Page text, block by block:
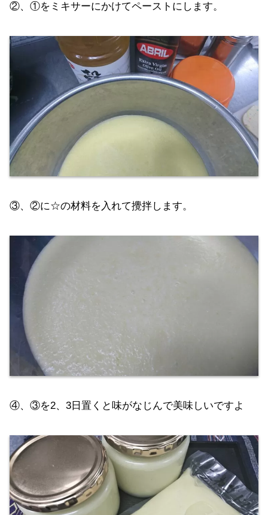
②、①をミキサーにかけてペーストにします。
③、②に☆の材料を入れて攪拌します。
④、③を2、3日置くと味がなじんで美味しいですよ